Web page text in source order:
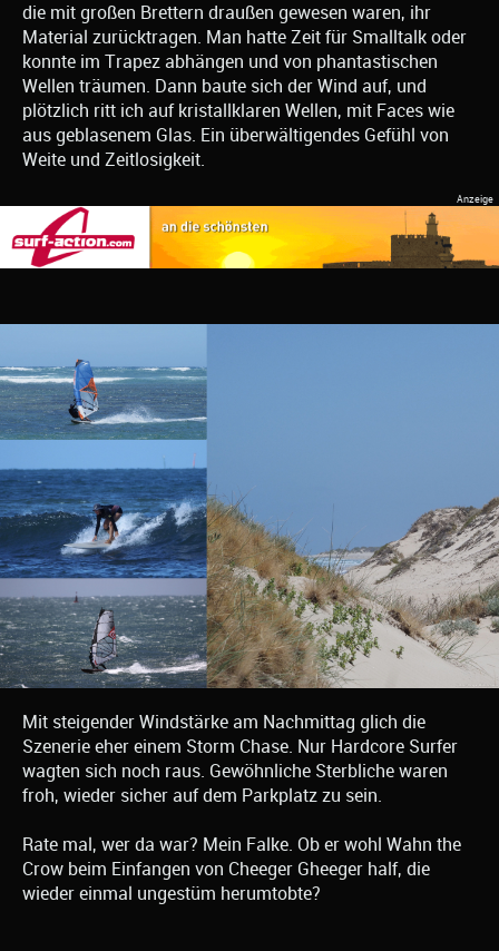
die mit großen Brettern draußen gewesen waren, ihr
Material zurücktragen. Man hatte Zeit für Smalltalk oder
konnte im Trapez abhängen und von phantastischen
Wellen träumen. Dann baute sich der Wind auf, und
plötzlich ritt ich auf kristallklaren Wellen, mit Faces wie
aus geblasenem Glas. Ein überwältigendes Gefühl von
Weite und Zeitlosigkeit.
Mit steigender Windstärke am Nachmittag glich die
Szenerie eher einem Storm Chase. Nur Hardcore Surfer
wagten sich noch raus. Gewöhnliche Sterbliche waren
froh, wieder sicher auf dem Parkplatz zu sein.
Rate mal, wer da war? Mein Falke. Ob er wohl Wahn the
Crow beim Einfangen von Cheeger Gheeger half, die
wieder einmal ungestüm herumtobte?